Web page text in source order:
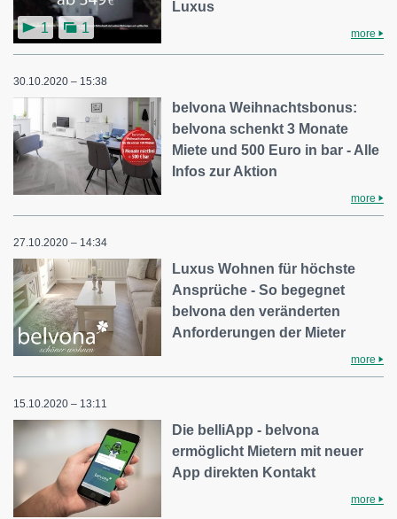
1 1
Luxus
more
30.10.2020 – 15:38
belvona Weihnachtsbonus:
belvona schenkt 3 Monate
Miete und 500 Euro in bar - Alle
Infos zur Aktion
more
27.10.2020 – 14:34
Luxus Wohnen für höchste
Ansprüche - So begegnet
belvona den veränderten
Anforderungen der Mieter
more
15.10.2020 – 13:11
Die belliApp - belvona
ermöglicht Mietern mit neuer
App direkten Kontakt
more